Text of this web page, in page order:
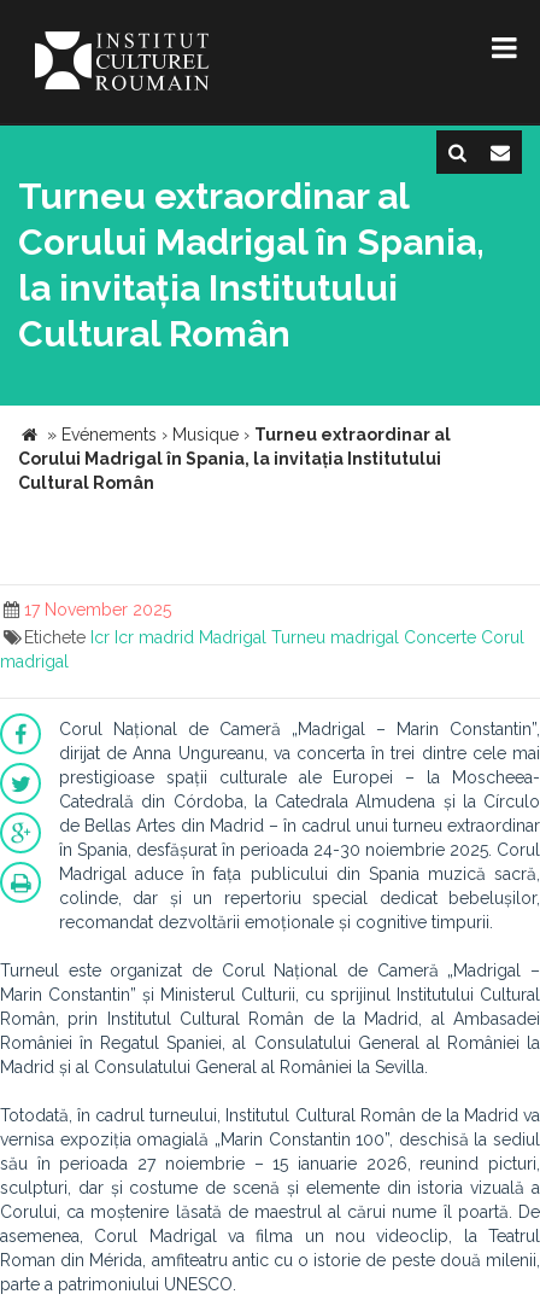
Turneu extraordinar al
Corului Madrigal în Spania,
la invitația Institutului
Cultural Român
» Evénements › Musique › Turneu extraordinar al
Corului Madrigal în Spania, la invitația Institutului
Cultural Român
17 November 2025
Etichete Icr Icr madrid Madrigal Turneu madrigal Concerte Corul
madrigal
Corul Național de Cameră „Madrigal – Marin Constantin”,
dirijat de Anna Ungureanu, va concerta în trei dintre cele mai
prestigioase spații culturale ale Europei – la Moscheea-
Catedrală din Córdoba, la Catedrala Almudena și la Círculo
de Bellas Artes din Madrid – în cadrul unui turneu extraordinar
în Spania, desfășurat în perioada 24-30 noiembrie 2025. Corul
Madrigal aduce în fața publicului din Spania muzică sacră,
colinde, dar și un repertoriu special dedicat bebelușilor,
recomandat dezvoltării emoționale și cognitive timpurii.
Turneul este organizat de Corul Național de Cameră „Madrigal –
Marin Constantin” și Ministerul Culturii, cu sprijinul Institutului Cultural
Român, prin Institutul Cultural Român de la Madrid, al Ambasadei
României în Regatul Spaniei, al Consulatului General al României la
Madrid și al Consulatului General al României la Sevilla.
Totodată, în cadrul turneului, Institutul Cultural Român de la Madrid va
vernisa expoziția omagială „Marin Constantin 100”, deschisă la sediul
său în perioada 27 noiembrie – 15 ianuarie 2026, reunind picturi,
sculpturi, dar și costume de scenă și elemente din istoria vizuală a
Corului, ca moștenire lăsată de maestrul al cărui nume îl poartă. De
asemenea, Corul Madrigal va filma un nou videoclip, la Teatrul
Roman din Mérida, amfiteatru antic cu o istorie de peste două milenii,
parte a patrimoniului UNESCO.